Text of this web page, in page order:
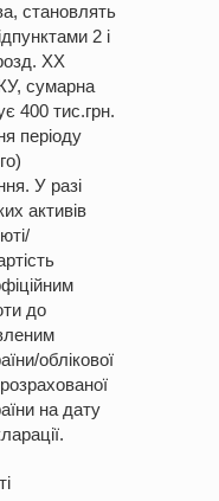
становлять
2 і
ХХ
сумарна
400 тис.грн.
періоду
У разі
активів
до
облікової
на дату